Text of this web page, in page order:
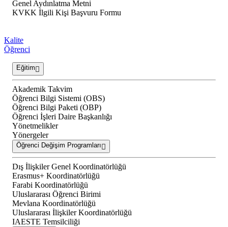
Genel Aydınlatma Metni
KVKK İlgili Kişi Başvuru Formu
Kalite
Öğrenci
Eğitim
Akademik Takvim
Öğrenci Bilgi Sistemi (OBS)
Öğrenci Bilgi Paketi (OBP)
Öğrenci İşleri Daire Başkanlığı
Yönetmelikler
Yönergeler
Öğrenci Değişim Programları
Dış İlişkiler Genel Koordinatörlüğü
Erasmus+ Koordinatörlüğü
Farabi Koordinatörlüğü
Uluslararası Öğrenci Birimi
Mevlana Koordinatörlüğü
Uluslararası İlişkiler Koordinatörlüğü
IAESTE Temsilciliği